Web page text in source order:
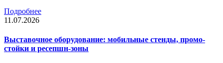
Подробнее
11.07.2026
Выставочное оборудование: мобильные стенды, промо-
стойки и ресепшн-зоны